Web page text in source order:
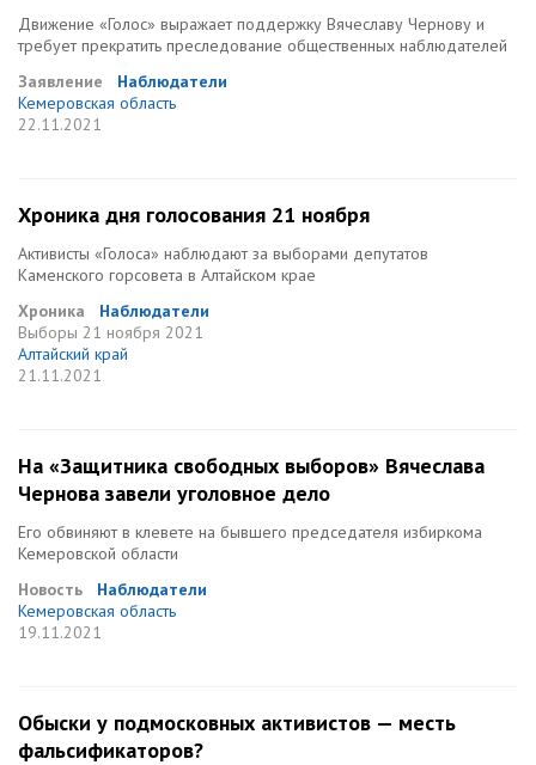
Движение «Голос» выражает поддержку Вячеславу Чернову и
требует прекратить преследование общественных наблюдателей
Заявление
Наблюдатели
Кемеровская область
22.11.2021
Хроника дня голосования 21 ноября
Активисты «Голоса» наблюдают за выборами депутатов
Каменского горсовета в Алтайском крае
Хроника
Наблюдатели
Выборы 21 ноября 2021
Алтайский край
21.11.2021
На «Защитника свободных выборов» Вячеслава
Чернова завели уголовное дело
Его обвиняют в клевете на бывшего председателя избиркома
Кемеровской области
Новость
Наблюдатели
Кемеровская область
19.11.2021
Обыски у подмосковных активистов — месть
фальсификаторов?